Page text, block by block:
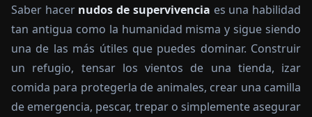
Saber hacer nudos de supervivencia es una habilidad
tan antigua como la humanidad misma y sigue siendo
una de las más útiles que puedes dominar. Construir
un refugio, tensar los vientos de una tienda, izar
comida para protegerla de animales, crear una camilla
de emergencia, pescar, trepar o simplemente asegurar